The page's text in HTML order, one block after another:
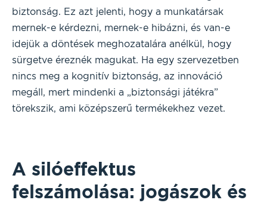
biztonság. Ez azt jelenti, hogy a munkatársak
mernek-e kérdezni, mernek-e hibázni, és van-e
idejük a döntések meghozatalára anélkül, hogy
sürgetve éreznék magukat. Ha egy szervezetben
nincs meg a kognitív biztonság, az innováció
megáll, mert mindenki a „biztonsági játékra”
törekszik, ami középszerű termékekhez vezet.
A silóeffektus
felszámolása: jogászok és